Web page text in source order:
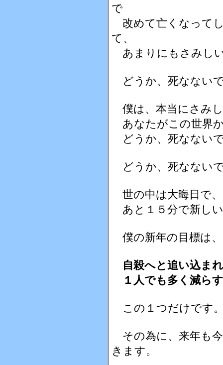
で
改めて亡くなって
て、
あまりにもさみし
どうか、死なない
僕は、本当にさみ
あなたがこの世界
どうか、死なない
どうか、死なない
世の中は大晦日で、
あと１５分で新し
僕の新年の目標は
自殺へと追い込ま
１人でも多く減ら
この１つだけです
その為に、来年も
きます。